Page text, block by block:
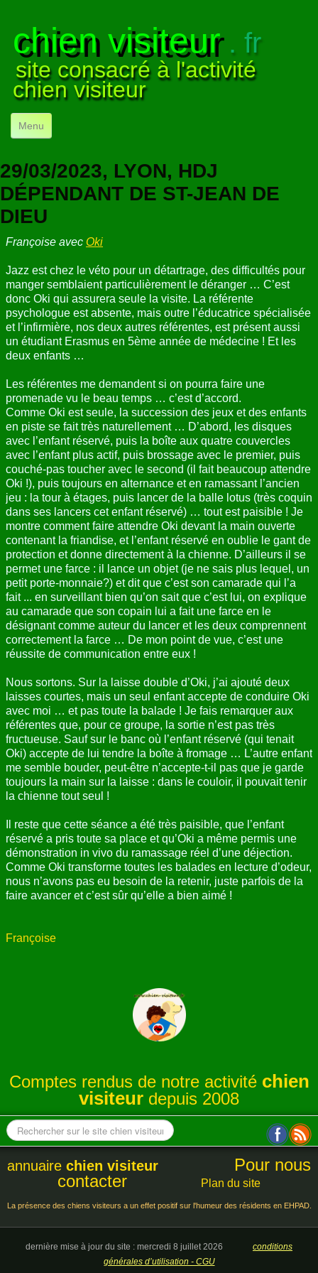
chien visiteur. fr
site consacré à l'activité
chien visiteur
Menu
NOS VISITES
NOTRE ACTIVITÉ
POUR DÉBUTER▼
COMPRENDRE LE CHIEN▼
ANNUAIRE
29/03/2023, LYON, HDJ
DÉPENDANT DE ST-JEAN DE
DIEU
Françoise avec Oki
Jazz est chez le véto pour un détartrage, des difficultés pour
manger semblaient particulièrement le déranger … C’est
donc Oki qui assurera seule la visite. La référente
psychologue est absente, mais outre l’éducatrice spécialisée
et l’infirmière, nos deux autres référentes, est présent aussi
un étudiant Erasmus en 5ème année de médecine ! Et les
deux enfants …
Les référentes me demandent si on pourra faire une
promenade vu le beau temps … c’est d’accord.
Comme Oki est seule, la succession des jeux et des enfants
en piste se fait très naturellement … D’abord, les disques
avec l’enfant réservé, puis la boîte aux quatre couvercles
avec l’enfant plus actif, puis brossage avec le premier, puis
couché-pas toucher avec le second (il fait beaucoup attendre
Oki !), puis toujours en alternance et en ramassant l’ancien
jeu : la tour à étages, puis lancer de la balle lotus (très coquin
dans ses lancers cet enfant réservé) … tout est paisible ! Je
montre comment faire attendre Oki devant la main ouverte
contenant la friandise, et l’enfant réservé en oublie le gant de
protection et donne directement à la chienne. D’ailleurs il se
permet une farce : il lance un objet (je ne sais plus lequel, un
petit porte-monnaie?) et dit que c’est son camarade qui l’a
fait ... en surveillant bien qu’on sait que c’est lui, on explique
au camarade que son copain lui a fait une farce en le
désignant comme auteur du lancer et les deux comprennent
correctement la farce … De mon point de vue, c’est une
réussite de communication entre eux !
Nous sortons. Sur la laisse double d’Oki, j’ai ajouté deux
laisses courtes, mais un seul enfant accepte de conduire Oki
avec moi … et pas toute la balade ! Je fais remarquer aux
référentes que, pour ce groupe, la sortie n’est pas très
fructueuse. Sauf sur le banc où l’enfant réservé (qui tenait
Oki) accepte de lui tendre la boîte à fromage … L’autre enfant
me semble bouder, peut-être n’accepte-t-il pas que je garde
toujours la main sur la laisse : dans le couloir, il pouvait tenir
la chienne tout seul !
Il reste que cette séance a été très paisible, que l’enfant
réservé a pris toute sa place et qu’Oki a même permis une
démonstration in vivo du ramassage réel d’une déjection.
Comme Oki transforme toutes les balades en lecture d’odeur,
nous n’avons pas eu besoin de la retenir, juste parfois de la
faire avancer et c’est sûr qu’elle a bien aimé !
Françoise
Comptes rendus de notre activité chien
visiteur depuis 2008
annuaire chien visiteur
Pour nous
contacter
Plan du site
La présence des chiens visiteurs a un effet positif sur l'humeur des résidents en EHPAD.
dernière mise à jour du site : mercredi 8 juillet 2026 conditions
générales d’utilisation - CGU